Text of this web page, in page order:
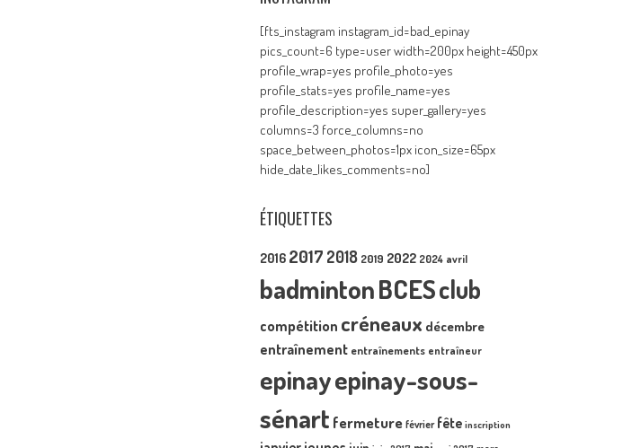
[fts_instagram instagram_id=bad_epinay
pics_count=6 type=user width=200px height=450px
profile_wrap=yes profile_photo=yes
profile_stats=yes profile_name=yes
profile_description=yes super_gallery=yes
columns=3 force_columns=no
space_between_photos=1px icon_size=65px
hide_date_likes_comments=no]
ÉTIQUETTES
2016 2017 2018 2019 2022 2024 avril
badmintonBCESclub
compétition créneaux décembre
entraînement entraînements entraîneur
epinayepinay-sous-
sénart fermeture février fête inscription